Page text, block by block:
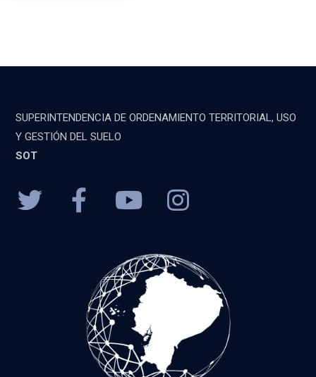
SUPERINTENDENCIA DE ORDENAMIENTO TERRITORIAL, USO
Y GESTIÓN DEL SUELO
SOT